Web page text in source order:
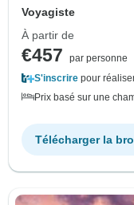
Voyagiste
À partir de
€457
par personne
S'inscrire pour
Prix basé sur une
Télécharger la